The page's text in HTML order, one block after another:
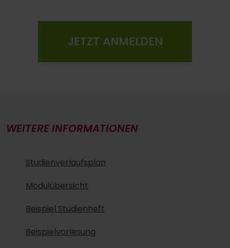
JETZT ANMELDEN
WEITERE INFORMATIONEN
Studienverlaufsplan
Modulübersicht
Beispiel Studienheft
Beispielvorlesung